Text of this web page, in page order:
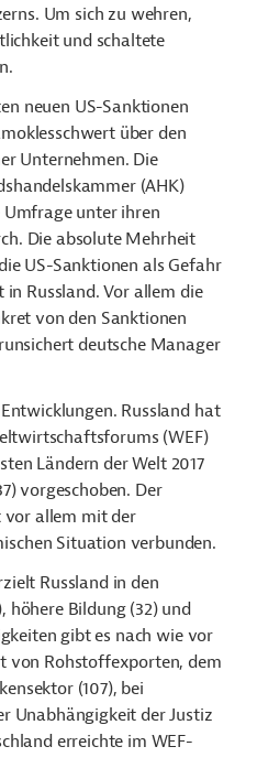
Um sich zu wehren,
und schaltete
neuen US-Sanktionen
über den
Unternehmen. Die
(AHK)
Umfrage unter ihren
Die absolute Mehrheit
US-Sanktionen als Gefahr
Russland. Vor allem die
von den Sanktionen
deutsche Manager
Russland hat
(WEF)
Ländern der Welt 2017
vorgeschoben. Der
allem mit der
Situation verbunden.
Russland in den
Bildung (32) und
gibt es nach wie vor
von Rohstoffexporten, dem
(107), bei
Unabhängigkeit der Justiz
erreichte im WEF-